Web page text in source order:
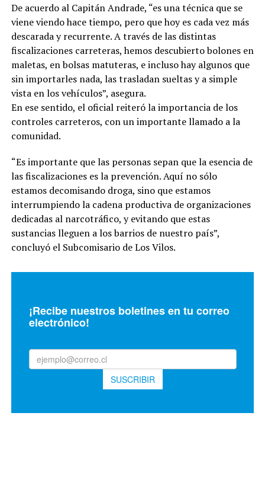
De acuerdo al Capitán Andrade, “es una técnica que se
viene viendo hace tiempo, pero que hoy es cada vez más
descarada y recurrente. A través de las distintas
fiscalizaciones carreteras, hemos descubierto bolones en
maletas, en bolsas matuteras, e incluso hay algunos que
sin importarles nada, las trasladan sueltas y a simple
vista en los vehículos”, asegura.
En ese sentido, el oficial reiteró la importancia de los
controles carreteros, con un importante llamado a la
comunidad.
“Es importante que las personas sepan que la esencia de
las fiscalizaciones es la prevención. Aquí no sólo
estamos decomisando droga, sino que estamos
interrumpiendo la cadena productiva de organizaciones
dedicadas al narcotráfico, y evitando que estas
sustancias lleguen a los barrios de nuestro país”,
concluyó el Subcomisario de Los Vilos.